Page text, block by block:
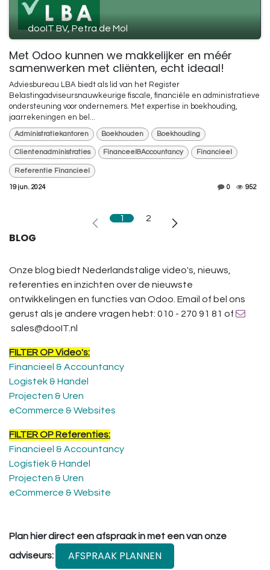
dooIT BV, Petra de Mol
Met Odoo kunnen we makkelijker en méér
samenwerken met cliënten, echt ideaal!
Adviesbureau LBA biedt als lid van het Register
Belastingadviseursnauwkeurige fiscale, financiële en administratieve
ondersteuning voor ondernemers. Met expertise in boekhouding,
jaarrekeningen en bel...
Administratiekantoren Boekhouden Boekhouding
Clientenadministraties Financeel&Accountancy Financieel
Referentie Financieel
19 jun. 2024 0 952
1 2
BLOG
Onze blog biedt Nederlandstalige video's, nieuws,
referenties en inzichten over de nieuwste
ontwikkelingen en functies van Odoo. Email of bel ons
gerust als je andere vragen hebt: 010 - 270 91 81 of
sales@dooIT.nl
FILTER OP Video's:
Financieel & Accountancy
Logistek & Handel
Projecten & Uren
eCommerce & Websites
FILTER OP Referenties:
Financieel & Accountancy
Logistiek & Handel
Projecten & Uren
eCommerce & Website
Plan hier direct een afspraak in met een van onze
adviseurs:
AFSPRAAK PLANNEN